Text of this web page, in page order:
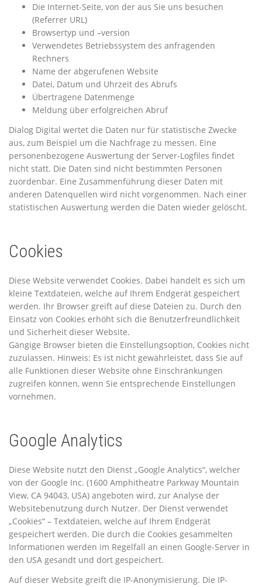
Die Internet-Seite, von der aus Sie uns besuchen
(Referrer URL)
Browsertyp und –version
Verwendetes Betriebssystem des anfragenden
Rechners
Name der abgerufenen Website
Datei, Datum und Uhrzeit des Abrufs
Übertragene Datenmenge
Meldung über erfolgreichen Abruf
Dialog Digital wertet die Daten nur für statistische Zwecke
aus, zum Beispiel um die Nachfrage zu messen. Eine
personenbezogene Auswertung der Server-Logfiles findet
nicht statt. Die Daten sind nicht bestimmten Personen
zuordenbar. Eine Zusammenführung dieser Daten mit
anderen Datenquellen wird nicht vorgenommen. Nach einer
statistischen Auswertung werden die Daten wieder gelöscht.
Cookies
Diese Website verwendet Cookies. Dabei handelt es sich um
kleine Textdateien, welche auf Ihrem Endgerät gespeichert
werden. Ihr Browser greift auf diese Dateien zu. Durch den
Einsatz von Cookies erhöht sich die Benutzerfreundlichkeit
und Sicherheit dieser Website.
Gängige Browser bieten die Einstellungsoption, Cookies nicht
zuzulassen. Hinweis: Es ist nicht gewährleistet, dass Sie auf
alle Funktionen dieser Website ohne Einschränkungen
zugreifen können, wenn Sie entsprechende Einstellungen
vornehmen.
Google Analytics
Diese Website nutzt den Dienst „Google Analytics“, welcher
von der Google Inc. (1600 Amphitheatre Parkway Mountain
View, CA 94043, USA) angeboten wird, zur Analyse der
Websitebenutzung durch Nutzer. Der Dienst verwendet
„Cookies“ – Textdateien, welche auf Ihrem Endgerät
gespeichert werden. Die durch die Cookies gesammelten
Informationen werden im Regelfall an einen Google-Server in
den USA gesandt und dort gespeichert.
Auf dieser Website greift die IP-Anonymisierung. Die IP-